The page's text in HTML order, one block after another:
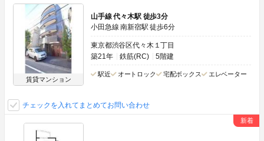
賃貸マンション
山手線 代々木駅 徒歩3分
小田急線 南新宿駅 徒歩6分
東京都渋谷区代々木１丁目
築21年
鉄筋(RC) 5階建
駅近 オートロック 宅配ボックス エレベーター
チェックを入れてまとめてお問い合わせ